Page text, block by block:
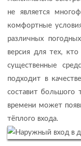
не является
комфортные
различных
версия для тех,
существенные
подходит в
составит большого
времени может
тёплого входа.